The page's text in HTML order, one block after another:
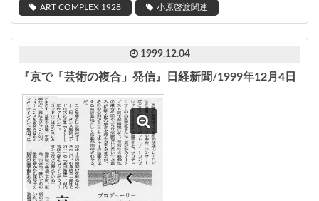
ART COMPLEX 1928 小原啓渡関連
1999.12.04
『京で「芸術の複合」発信』日経新聞/1999年12月4日